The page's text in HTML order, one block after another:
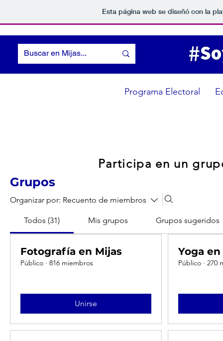
Esta página web se diseñó con la
Programa Electoral
Participa en un
Grupos
Organizar por: Recuento de miembros
Todos (31) Mis grupos Grupos sugeridos
Fotografía en Mijas
Público · 816 miembros
Unirse
Yoga
Público · 270